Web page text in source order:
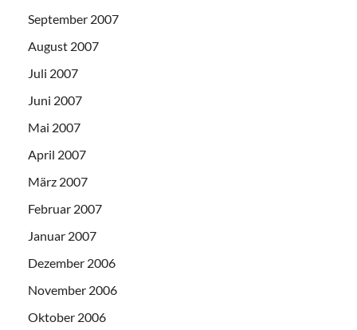
September 2007
August 2007
Juli 2007
Juni 2007
Mai 2007
April 2007
März 2007
Februar 2007
Januar 2007
Dezember 2006
November 2006
Oktober 2006